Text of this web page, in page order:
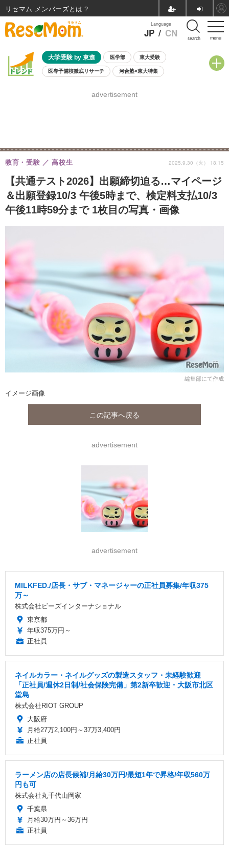
menu
Language
JP / CN search
大学受験 by 東進 医学部 東大受験
医専予備校徹底リサーチ 河合塾×東大特集
8月開催学校説明会・相談会
advertisement
【共通テスト2026】出願締切迫る…マイページ
＆出願登録10/3 午後5時まで、検定料支払10/3
午後11時59分まで 1枚目の写真・画像
教育・受験 高校生 2025.9.30（火） 18:15
編集部にて作成
イメージ画像
この記事へ戻る
advertisement
advertisement
MILKFED./店長・サブ・マネージャーの正社員募集/年収375
万～
株式会社ビーズインターナショナル
東京都
年収375万円～
正社員
ネイルカラー・ネイルグッズの製造スタッフ・未経験歓迎
「正社員/週休2日制/社会保険完備」第2新卒歓迎・大阪市北区
堂島
株式会社RIOT GROUP
大阪府
月給27万2,100円～37万3,400円
正社員
ラーメン店の店長候補/月給30万円/最短1年で昇格/年収560万
円も可
株式会社丸千代山岡家
千葉県
月給30万円～36万円
正社員
リセマム メンバーズ